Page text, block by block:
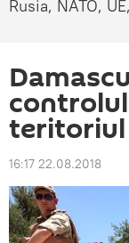
Rusia, NATO,
controlul
teritoriul
16:17 22.08.2018